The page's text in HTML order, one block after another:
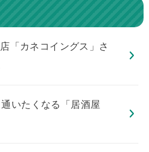
「カネコイングス」さ
いたくなる「居酒屋